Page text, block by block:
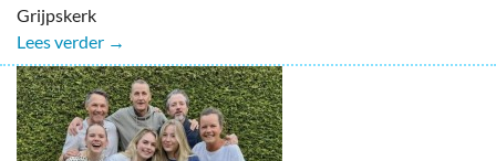
Grijpskerk
Lees verder →